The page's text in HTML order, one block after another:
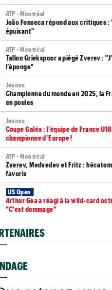
ATP - Montréal
João Fonseca répond aux critiques
épuisant"
ATP - Montréal
Tallon Griekspoor a piégé Zverev :
l’éponge"
Jeunes
Championne du monde en 2025, la
en poules
Jeunes
Coupe Galéa : l’équipe de France
championne d’Europe !
ATP - Montréal
Zverev, Medvedev et Fritz :
favoris
US Open
Arthur Gea a réagi à la wild-card
"C'est dommage"
ATP - Montréal
Terence Atmane s'offre Tiafoe,
en neuf jours
ATP - Montréal
Coup dur à domicile pour Auger-
saisit sa chance